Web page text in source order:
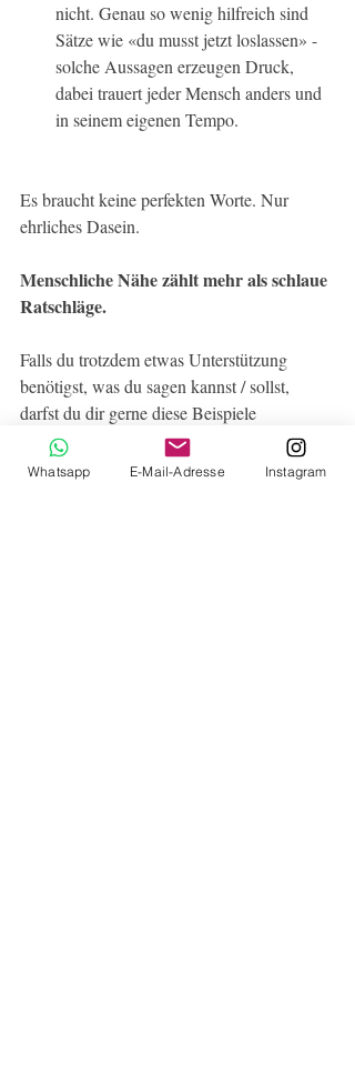
nicht. Genau so wenig hilfreich sind
Sätze wie «du musst jetzt loslassen» -
solche Aussagen erzeugen Druck,
dabei trauert jeder Mensch anders und
in seinem eigenen Tempo.
Es braucht keine perfekten Worte. Nur
ehrliches Dasein.
Menschliche Nähe zählt mehr als schlaue
Ratschläge.
Falls du trotzdem etwas Unterstützung
benötigst, was du sagen kannst / sollst,
darfst du dir gerne diese Beispiele
durschauen.
Whatsapp E-Mail-Adresse Instagram